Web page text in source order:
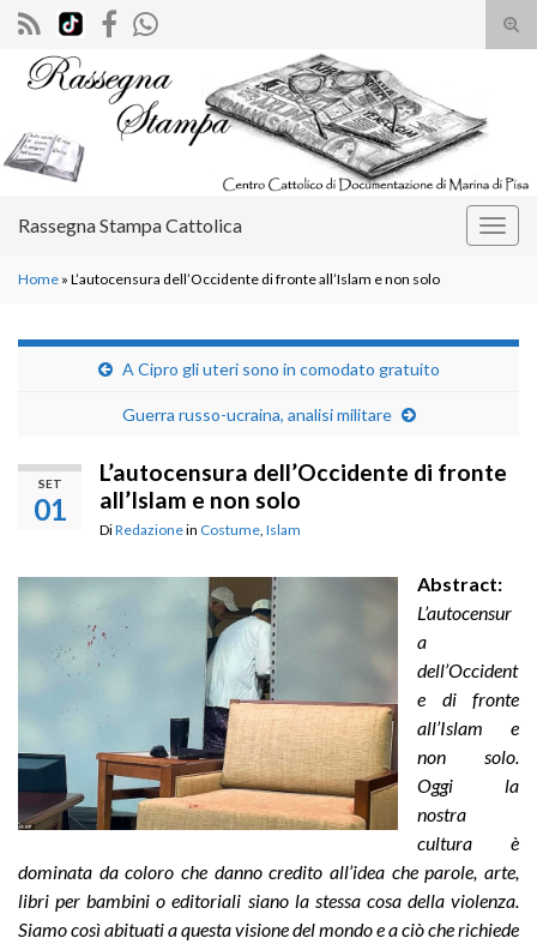
il
Search for:
Rassegna Stampa Cattolica
Home » L’autocensura dell’Occidente di fronte all’Islam e non solo
A Cipro gli uteri sono in comodato gratuito
Guerra russo-ucraina, analisi militare
SET
01
L’autocensura dell’Occidente di fronte
all’Islam e non solo
DiRedazionein Costume Islam
Abstract:
L’autocensur
a
dell’Occident
e di fronte
all’Islam e
non solo.
Oggi la
nostra
cultura è
dominata da coloro che danno credito all’idea che parole, arte,
libri per bambini o editoriali siano la stessa cosa della violenza.
Siamo così abituati a questa visione del mondo e a ciò che richiede